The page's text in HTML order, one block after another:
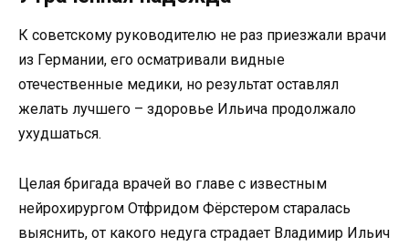
К советскому руководителю не раз приезжали врачи
из Германии, его осматривали видные
отечественные медики, но результат оставлял
желать лучшего – здоровье Ильича продолжало
ухудшаться.
Целая бригада врачей во главе с известным
нейрохирургом Отфридом Фёрстером старалась
выяснить, от какого недуга страдает Владимир Ильич